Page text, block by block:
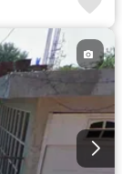
closet
niños